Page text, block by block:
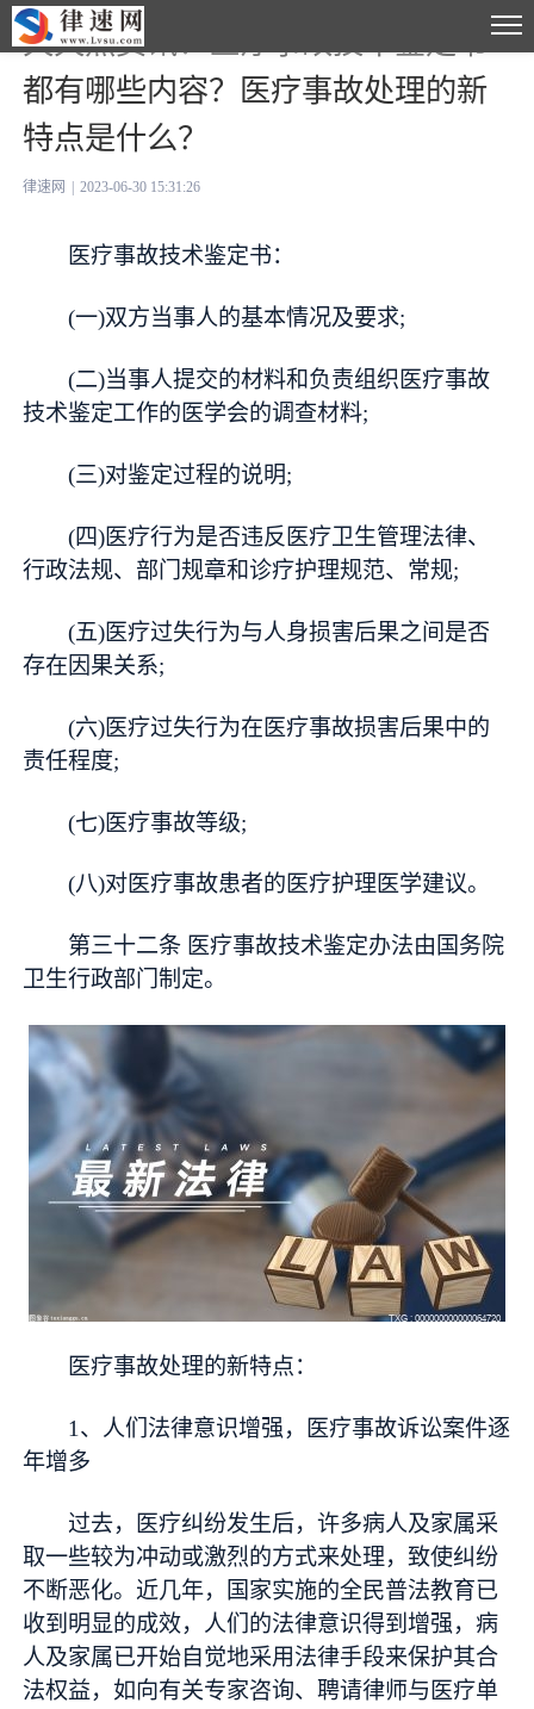
天天热资讯！医疗事故技术鉴定书
都有哪些内容？医疗事故处理的新
特点是什么？
律速网 2023-06-30 15:31:26
医疗事故技术鉴定书：
(一)双方当事人的基本情况及要求;
(二)当事人提交的材料和负责组织医疗事故
技术鉴定工作的医学会的调查材料;
(三)对鉴定过程的说明;
(四)医疗行为是否违反医疗卫生管理法律、
行政法规、部门规章和诊疗护理规范、常规;
(五)医疗过失行为与人身损害后果之间是否
存在因果关系;
(六)医疗过失行为在医疗事故损害后果中的
责任程度;
(七)医疗事故等级;
(八)对医疗事故患者的医疗护理医学建议。
第三十二条 医疗事故技术鉴定办法由国务院
卫生行政部门制定。
医疗事故处理的新特点：
1、人们法律意识增强，医疗事故诉讼案件逐
年增多
过去，医疗纠纷发生后，许多病人及家属采
取一些较为冲动或激烈的方式来处理，致使纠纷
不断恶化。近几年，国家实施的全民普法教育已
收到明显的成效，人们的法律意识得到增强，病
人及家属已开始自觉地采用法律手段来保护其合
法权益，如向有关专家咨询、聘请律师与医疗单